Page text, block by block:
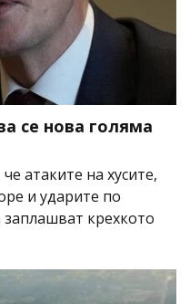
се нова голяма
атаките на хусите,
и ударите по
заплашват крехкото